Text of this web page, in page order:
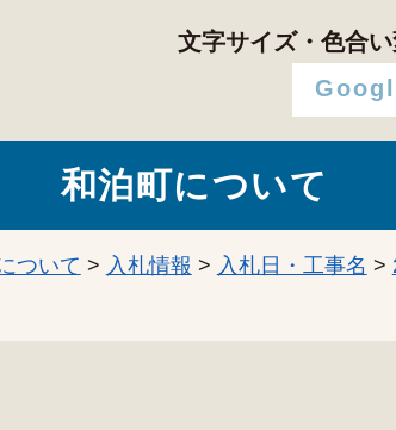
文字サイズ・色合
和泊町について
ついて > 入札情報 > 入札日・工事名 >